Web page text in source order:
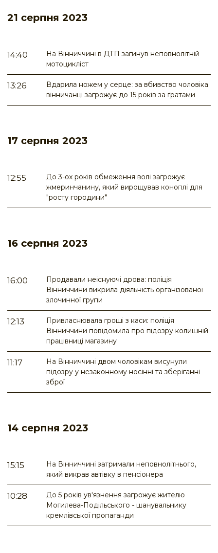
21 серпня 2023
14:40
На Вінниччині в ДТП загинув неповнолітній
мотоцикліст
13:26
Вдарила ножем у серце: за вбивство чоловіка
вінничанці загрожує до 15 років за ґратами
17 серпня 2023
12:55
До 3-ох років обмеження волі загрожує
жмеринчанину, який вирощував коноплі для
"росту городини"
16 серпня 2023
16:00
Продавали неіснуючі дрова: поліція
Вінниччини викрила діяльність організованої
злочинної групи
12:13
Привласнювала гроші з каси: поліція
Вінниччини повідомила про підозру колишній
працівниці магазину
11:17
На Вінниччині двом чоловікам висунули
підозру у незаконному носінні та зберіганні
зброї
14 серпня 2023
15:15
На Вінниччині затримали неповнолітнього,
який викрав автівку в пенсіонера
10:28
До 5 років ув'язнення загрожує жителю
Могилева-Подільського - шанувальнику
кремлівської пропаганди